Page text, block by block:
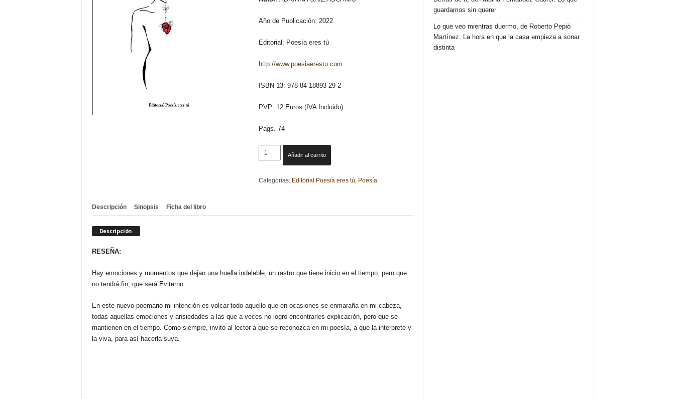
Año de Publicación: 2022
Editorial: Poesía eres tú
http://www.poesiaerestu.com
ISBN-13: 978-84-18893-29-2
PVP: 12 Euros (IVA Incluido).
Pags. 74
EVITERNO.
ADRIANA
ASCANIO
Añadir al carrito
Categorías: Editorial Poesía eres tú, Poesía
Descripción Sinopsis Ficha del libro
Descripción
RESEÑA:
Hay emociones y momentos que dejan una huella indeleble, un rastro que tiene inicio en el tiempo, pero que
no tendrá fin, que será Eviterno.
En este nuevo poemario mi intención es volcar todo aquello que en ocasiones se enmaraña en mi cabeza,
todas aquellas emociones y ansiedades a las que a veces no logro encontrarles explicación, pero que se
mantienen en el tiempo. Como siempre, invito al lector a que se reconozca en mi poesía, a que la interprete y
la viva, para así hacerla suya.
guardamos sin querer
Lo que veo mientras duermo, de Roberto Pepió
Martínez. La hora en que la casa empieza a sonar
distinta